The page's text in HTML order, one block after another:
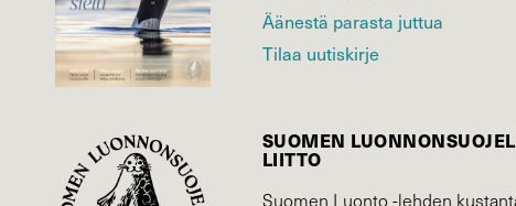
Äänestä parasta juttua
Tilaa uutiskirje
SUOMEN
LIITTO
Suomen Luonto -lehden